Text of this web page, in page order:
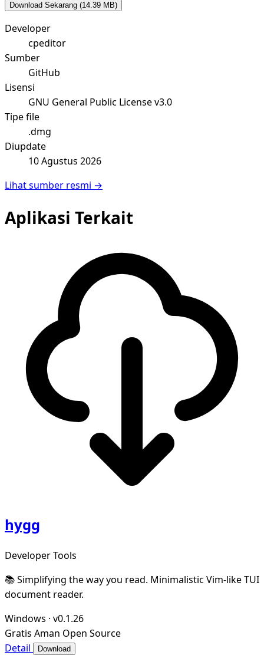
Download Sekarang (14.39 MB)
Developer
cpeditor
Sumber
GitHub
Lisensi
GNU General Public License v3.0
Tipe file
.dmg
Diupdate
10 Agustus 2026
Lihat sumber resmi →
Aplikasi Terkait
hygg
Developer Tools
📚 Simplifying the way you read. Minimalistic Vim-like TUI
document reader.
Windows · v0.1.26
Gratis Aman Open Source
Detail
Download